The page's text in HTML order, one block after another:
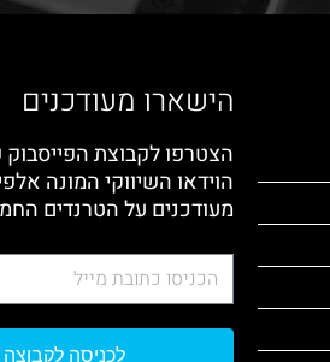
הישארו מעודכנים
הצטרפו לקבוצת הפייסבוק
הוידאו השיווקי המונה
מעודכנים על הטרנדים
לכניסה לקבוצה